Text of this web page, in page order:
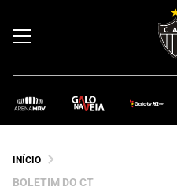
INÍCIO
BOLETIM DO CT